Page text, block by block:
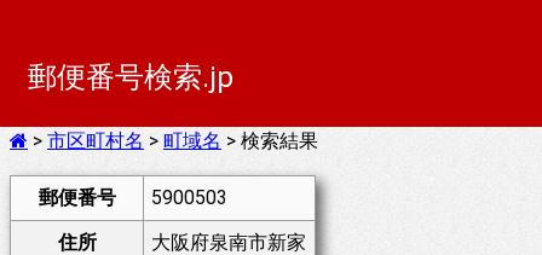
郵便番号検索.jp
> 市区町村名 > 町域名 > 検索結果
郵便番号
5900503
住所
大阪府泉南市新家